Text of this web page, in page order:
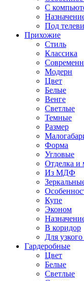
С
Под
Прихожие
Стиль
Классика
Модерн
Цвет
Белые
Венге
Светлые
Темные
Размер
Форма
Угловые
Отделка и
Из МДФ
Купе
Эконом
В коридор
Для
Гардеробные
Цвет
Белые
Светлые